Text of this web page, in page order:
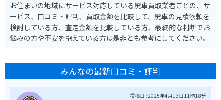
お住まいの地域にサービス対応している廃車買取業者ごとの、サ
ービス、口コミ・評判、買取金額を比較して、廃車の見積依頼を
検討している方、査定金額を比較している方、最終的な判断でお
悩みの方や不安を抱えている方は是非とも参考にしてください。
みんなの最新口コミ・評判
投稿日 : 2025年4月13日 11時18分